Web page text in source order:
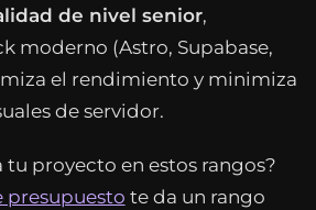
de nivel senior,
moderno (Astro, Supabase,
el rendimiento y minimiza
de servidor.
tu proyecto en estos rangos?
presupuesto te da un rango